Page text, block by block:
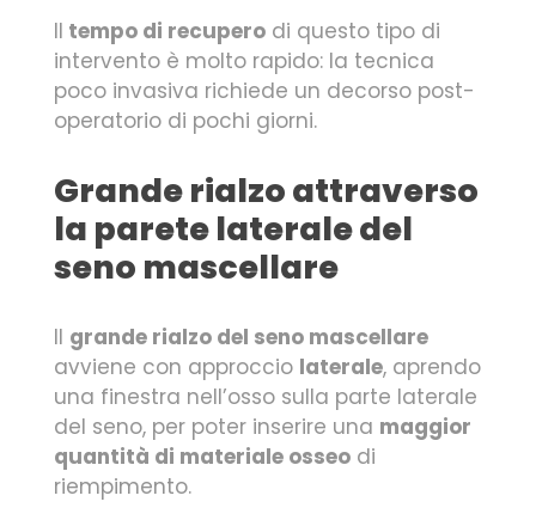
Il tempo di recupero di questo tipo di
intervento è molto rapido: la tecnica
poco invasiva richiede un decorso post-
operatorio di pochi giorni.
Grande rialzo attraverso
la parete laterale del
seno mascellare
Il grande rialzo del seno mascellare
avviene con approccio laterale, aprendo
una finestra nell’osso sulla parte laterale
del seno, per poter inserire una maggior
quantità di materiale osseo di
riempimento.